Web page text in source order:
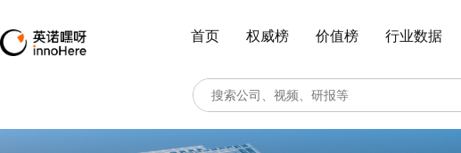
首页 权威榜 价值榜 行业数据